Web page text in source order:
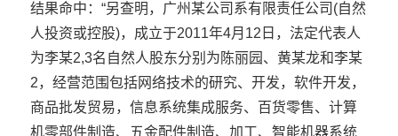
结果命中：“另查明，广州某公司系有限责任公司(自然
人投资或控股)，成立于2011年4月12日，法定代表人
为李某2,3名自然人股东分别为陈丽园、黄某龙和李某
2，经营范围包括网络技术的研究、开发，软件开发，
商品批发贸易，信息系统集成服务、百货零售、计算
机零部件制造、五金配件制造、加工、智能机器系统